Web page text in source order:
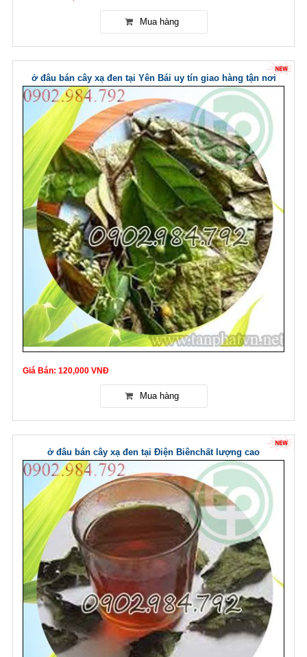
ở đâu bán cây xạ đen tại Yên Bái uy tín giao hàng tận nơi
Giá Bán: 120,000 VNĐ
ở đâu bán cây xạ đen tại Điện Biênchất lượng cao